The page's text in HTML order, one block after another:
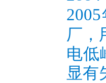
2005
厂，
电低
显有